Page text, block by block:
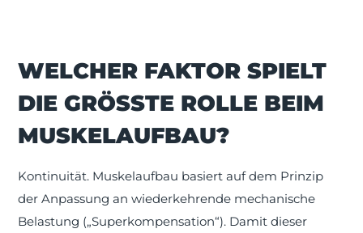
WELCHER FAKTOR SPIELT
DIE GRÖSSTE ROLLE BEIM M
USKELAUFBAU?
Kontinuität. Muskelaufbau basiert auf dem Prinzip
der Anpassung an wiederkehrende mechanische
Belastung („Superkompensation“). Damit dieser